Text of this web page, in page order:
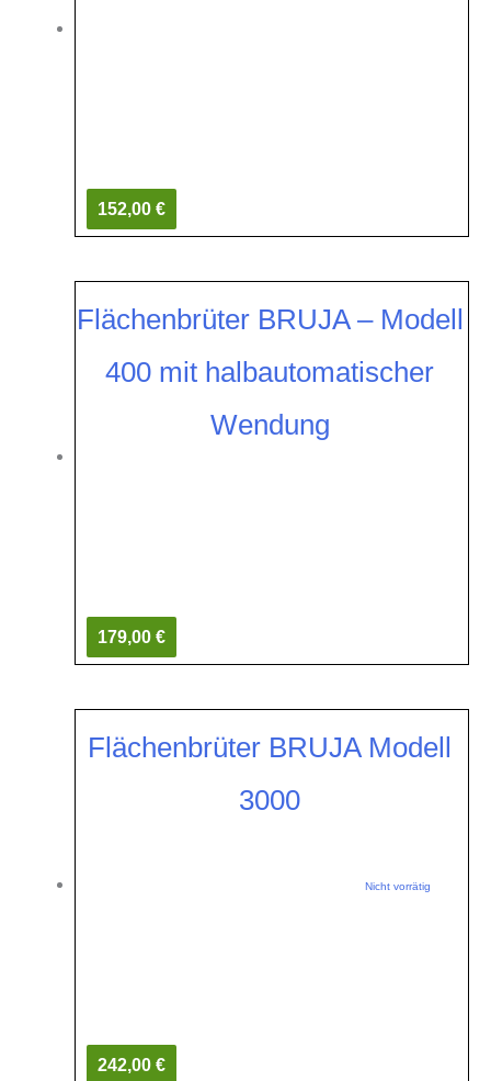
152,00 €
Flächenbrüter BRUJA – Modell
400 mit halbautomatischer
Wendung
179,00 €
Nicht vorrätig
Flächenbrüter BRUJA Modell
3000
242,00 €